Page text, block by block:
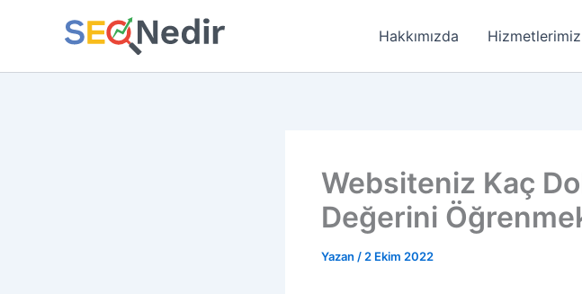
Hakkımızda Hizmetlerimiz
Websiteniz Kaç
Değerini
Yazan / 2 Ekim 2022